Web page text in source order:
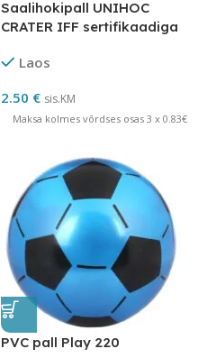
Saalihokipall UNIHOC
CRATER IFF sertifikaadiga
Laos
2.50 € sis.KM
Maksa kolmes võrdses osas 3 x 0.83€
PVC pall Play 220